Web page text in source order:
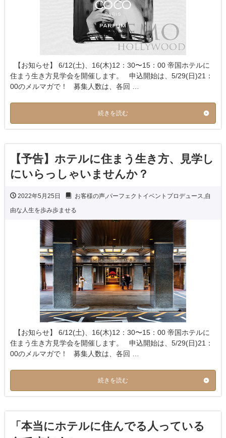
【お知らせ】 6/12(土)、16(木)12：30〜15：00 帝国ホテルに
住まう生き方見学会を開催します。 申込開始は、5/29(日)21：
00のメルマガで！ 募集人数は、各回 …
続きを読む
【予告】ホテルに住まう生き方、見学し
にいらっしゃいませんか？
2022年5月25日 お客様の声 パーフェクトイベントプロデュース 自
由な人生を歩み歩ませる
【お知らせ】 6/12(土)、16(木)12：30〜15：00 帝国ホテルに
住まう生き方見学会を開催します。 申込開始は、5/29(日)21：
00のメルマガで！ 募集人数は、各回 …
続きを読む
「本当にホテルに住んでる人っている